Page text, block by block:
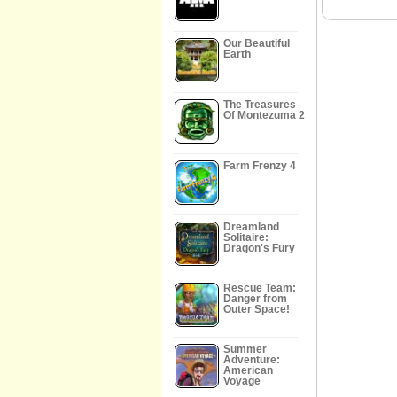
Our Beautiful
Earth
The Treasures
Of Montezuma 2
Farm Frenzy 4
Dreamland
Solitaire:
Dragon's Fury
Rescue Team:
Danger from
Outer Space!
Summer
Adventure:
American
Voyage